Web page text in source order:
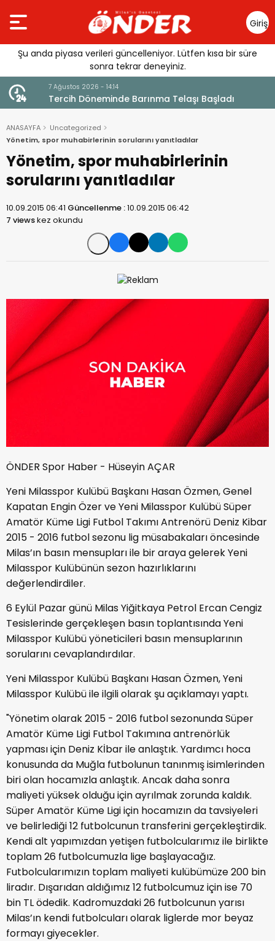
Giriş
Yap
Şu anda piyasa verileri güncelleniyor. Lütfen kısa bir süre
sonra tekrar deneyiniz.
7 Ağustos 2026 - 14:14
Tercih Döneminde Barınma Telaşı Başladı
ANASAYFA
Uncategorized
Yönetim, spor muhabirlerinin sorularını yanıtladılar
Yönetim, spor muhabirlerinin
sorularını yanıtladılar
10.09.2015 06:41 Güncellenme :10.09.2015 06:42
7 viewskez okundu
ÖNDER Spor Haber - Hüseyin AÇAR
Yeni Milasspor Kulübü Başkanı Hasan Özmen, Genel
Kapatan Engin Özer ve Yeni Milasspor Kulübü Süper
Amatör Küme Ligi Futbol Takımı Antrenörü Deniz Kibar
2015 - 2016 futbol sezonu lig müsabakaları öncesinde
Milas’ın basın mensupları ile bir araya gelerek Yeni
Milasspor Kulübünün sezon hazırlıklarını
değerlendirdiler.
6 Eylül Pazar günü Milas Yiğitkaya Petrol Ercan Cengiz
Tesislerinde gerçekleşen basın toplantısında Yeni
Milasspor Kulübü yöneticileri basın mensuplarının
sorularını cevaplandırdılar.
Yeni Milasspor Kulübü Başkanı Hasan Özmen, Yeni
Milasspor Kulübü ile ilgili olarak şu açıklamayı yaptı.
"Yönetim olarak 2015 - 2016 futbol sezonunda Süper
Amatör Küme Ligi Futbol Takımına antrenörlük
yapması için Deniz Kİbar ile anlaştık. Yardımcı hoca
konusunda da Muğla futbolunun tanınmış isimlerinden
biri olan hocamızla anlaştık. Ancak daha sonra
maliyeti yüksek olduğu için ayrılmak zorunda kaldık.
Süper Amatör Küme Ligi için hocamızın da tavsiyeleri
ve belirlediği 12 futbolcunun transferini gerçekleştirdik.
Kendi alt yapımızdan yetişen futbolcularımız ile birlikte
toplam 26 futbolcumuzla lige başlayacağız.
Futbolcularımızın toplam maliyeti kulübümüze 200 bin
liradır. Dışarıdan aldığımız 12 futbolcumuz için ise 70
bin TL ödedik. Kadromuzdaki 26 futbolcunun yarısı
Milas’ın kendi futbolcuları olarak liglerde mor beyaz
formayı giyecekler.